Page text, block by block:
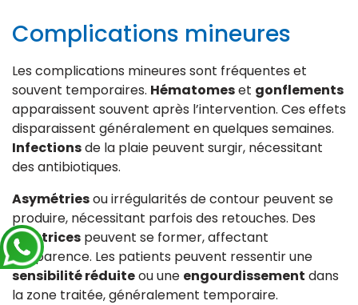
Complications mineures
Les complications mineures sont fréquentes et
souvent temporaires. Hématomeset gonflements
apparaissent souvent après l’intervention. Ces effets
disparaissent généralement en quelques semaines.
Infectionsde la plaie peuvent surgir, nécessitant
des antibiotiques.
Asymétriesou irrégularités de contour peuvent se
produire, nécessitant parfois des retouches. Des
cicatrices peuvent se former, affectant
l’apparence. Les patients peuvent ressentir une
sensibilité réduiteou une engourdissement dans
la zone traitée, généralement temporaire.